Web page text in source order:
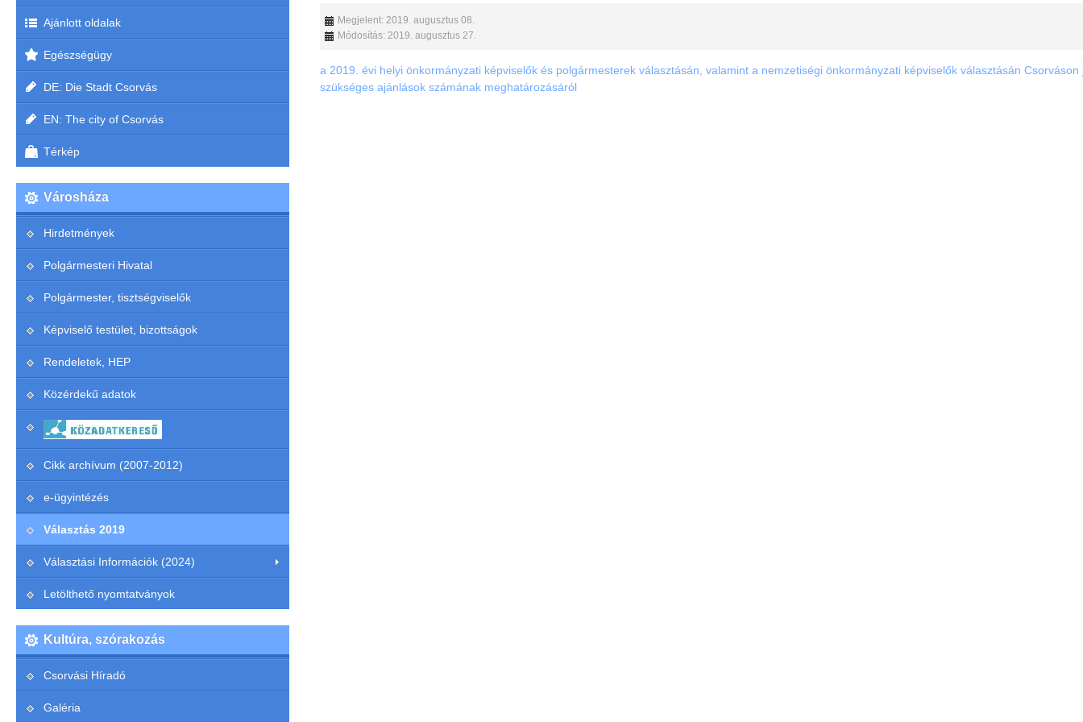
Megjelent: 2019. augusztus 08.
Módosítás: 2019. augusztus 27.
a 2019. évi helyi önkormányzati képviselők és polgármesterek választásán, valamint a nemzetiségi önkormányzati képviselők választásán Csorváson
szükséges ajánlások számának meghatározásáról
Ajánlott oldalak
Egészségügy
DE: Die Stadt Csorvás
EN: The city of Csorvás
Térkép
Városháza
Hirdetmények
Polgármesteri Hivatal
Polgármester, tisztségviselők
Képviselő testület, bizottságok
Rendeletek, HEP
Közérdekű adatok
Cikk archívum (2007-2012)
e-ügyintézés
Választás 2019
Választási Információk (2024)
Letölthető nyomtatványok
Kultúra, szórakozás
Csorvási Híradó
Galéria